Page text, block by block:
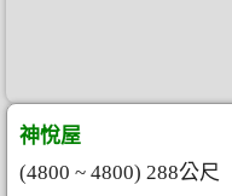
神悅屋
(4800 ~ 4800) 288公尺